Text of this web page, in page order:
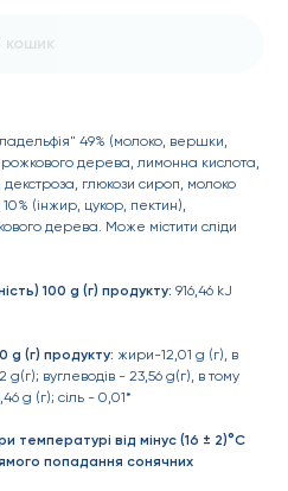
кошик
49% (молоко, вершки,
рожкового дерева, лимонна кислота,
глюкози сироп, молоко
(інжир, цукор, пектин),
дерева. Може містити сліди
100 g (г) продукту: 916,46 kJ
g (г) продукту: жири-12,01 g (г), в
g(г); вуглеводів - 23,56 g(г), в тому
g (г); сіль - 0,01*
температурі від мінус (16 ± 2)°С
попадання сонячних